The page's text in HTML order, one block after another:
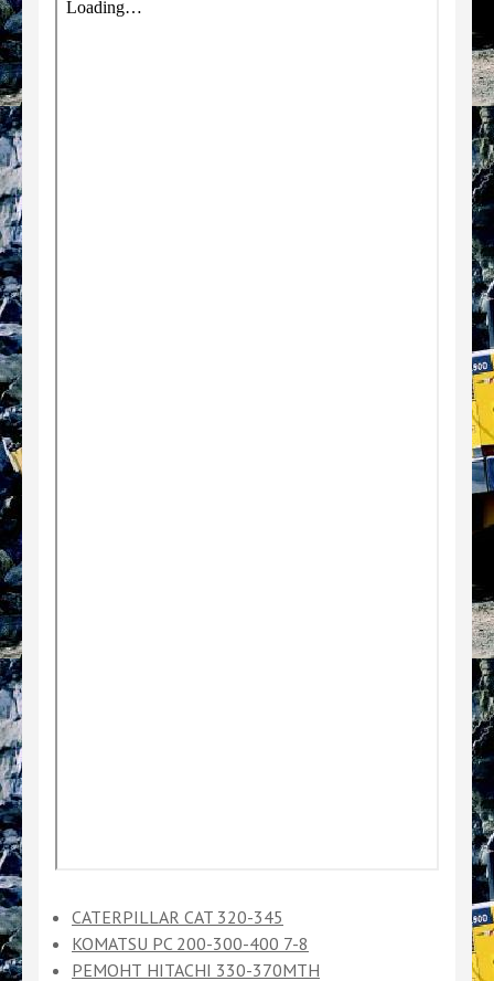
CATERPILLAR CAT 320-345
KOMATSU PC 200-300-400 7-8
РЕМОНТ HITACHI 330-370MTH